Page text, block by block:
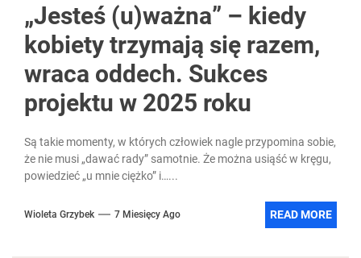
„Jesteś (u)ważna” – kiedy
kobiety trzymają się razem,
wraca oddech. Sukces
projektu w 2025 roku
Są takie momenty, w których człowiek nagle przypomina sobie,
że nie musi „dawać rady” samotnie. Że można usiąść w kręgu,
powiedzieć „u mnie ciężko” i…...
Wioleta Grzybek 7 Miesięcy Ago READ MORE